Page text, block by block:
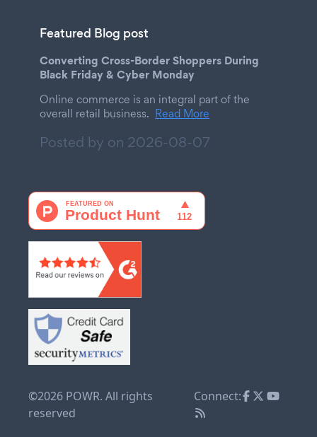
Featured Blog post
Converting Cross-Border Shoppers During
Black Friday & Cyber Monday
Online commerce is an integral part of the
overall retail business. Read More
Posted by on 2026-08-07
©2026 POWR. All rights
reserved
Connect: